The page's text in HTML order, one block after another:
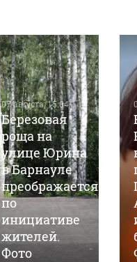
07 августа, 15:04
Березовая
роща на
улице Юрина
в Барнауле
преображается
по
инициативе
жителей.
Фото